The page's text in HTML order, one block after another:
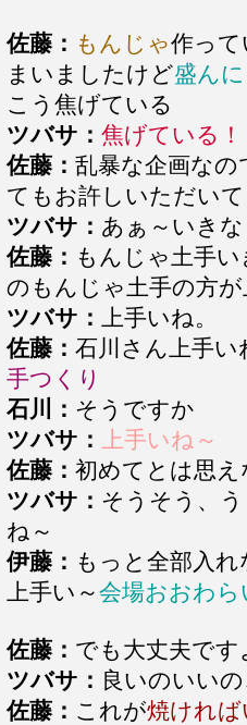
佐藤： もんじゃ作っ
まいましたけど盛ん
こう焦げている
ツバサ： 焦げている！
佐藤： 乱暴な企画な
てもお許しいただいて
ツバサ： あぁ～いき
佐藤： もんじゃ土手
のもんじゃ土手の方
ツバサ： 上手いね。
佐藤： 石川さん上手い
手つくり
石川： そうですか
ツバサ： 上手いね～
佐藤： 初めてとは思え
ツバサ： そうそう、
ね～
伊藤： もっと全部入
上手い～会場おおわら
佐藤： でも大丈夫です
ツバサ： 良いのいい
佐藤： これが焼けれ